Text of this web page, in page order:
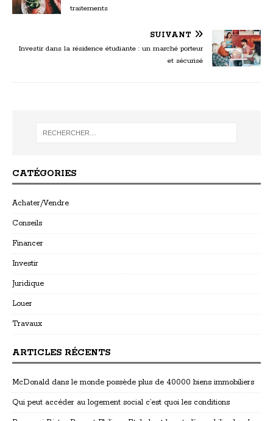
traitements
SUIVANT
Investir dans la résidence étudiante : un marché porteur
et sécurisé
CATÉGORIES
Achater/Vendre
Conseils
Financer
Investir
Juridique
Louer
Travaux
ARTICLES RÉCENTS
McDonald dans le monde possède plus de 40000 biens immobiliers
Qui peut accéder au logement social c’est quoi les conditions